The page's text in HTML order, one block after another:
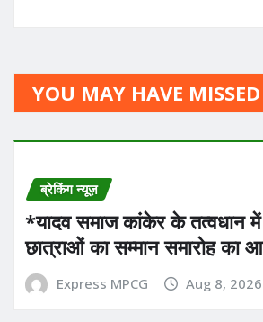
YOU MAY HAVE MISSED
ब्रेकिंग न्यूज़
*यादव समाज कांकेर के तत्वधान में
छात्राओं का सम्मान समारोह का
Express MPCG Aug 8, 2026